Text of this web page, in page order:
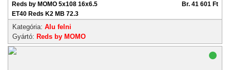
Reds by MOMO 5x108 16x6.5
ET40 Reds K2 MB 72.3
Br. 41 601 Ft
Kategória: Alu felni
Gyártó: Reds by MOMO